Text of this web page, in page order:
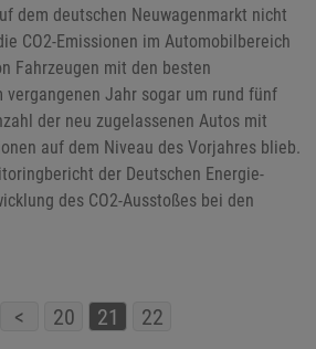
dem deutschen Neuwagenmarkt nicht
CO2-Emissionen im Automobilbereich
Fahrzeugen mit den besten
vergangenen Jahr sogar um rund fünf
der neu zugelassenen Autos mit
auf dem Niveau des Vorjahres blieb.
der Deutschen Energie-
des CO2-Ausstoßes bei den
< 20 21 22